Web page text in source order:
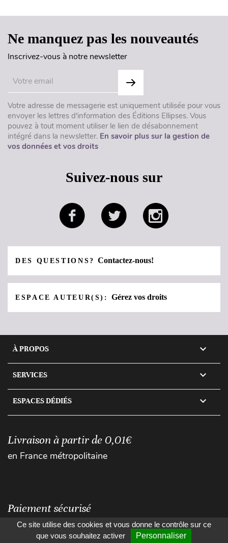
Ne manquez pas les nouveautés
Inscrivez-vous à notre newsletter
Votre adresse de messagerie est uniquement utilisée pour vous
envoyer les lettres d'information des Éditions Ellipses. Vous
pouvez à tout moment utiliser le lien de désabonnement
intégré dans la newsletter. En savoir plus sur la gestion de
vos données et vos droits
Suivez-nous sur
DES QUESTIONS?Contactez-nous!
ESPACE AUTEUR(S):Gérez vos droits
À PROPOS 
SERVICES 
ESPACES DÉDIÉS 
Livraison à partir de 0,01€
en France métropolitaine
Paiement sécurisé
Ce site utilise des cookies et vous donne le contrôle sur ce
que vous souhaitez activer
Personnaliser